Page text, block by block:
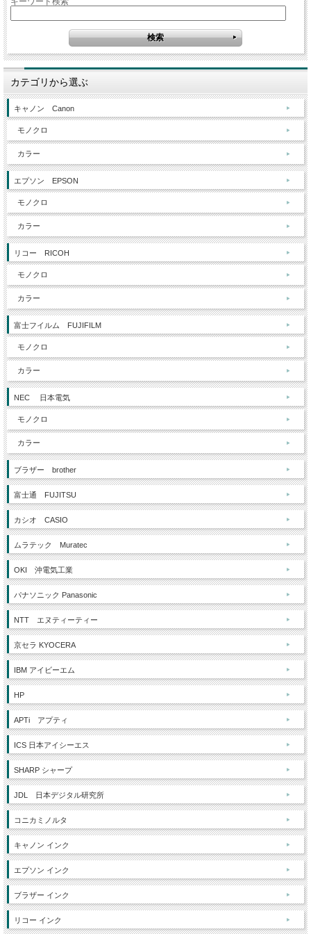
カテゴリから選ぶ
キャノン Canon
モノクロ
カラー
エプソン EPSON
モノクロ
カラー
リコー RICOH
モノクロ
カラー
富士フイルム FUJIFILM
モノクロ
カラー
NEC 日本電気
モノクロ
カラー
ブラザー brother
富士通 FUJITSU
カシオ CASIO
ムラテック Muratec
OKI 沖電気工業
パナソニック Panasonic
NTT エヌティーティー
京セラ KYOCERA
IBM アイビーエム
HP
APTi アプティ
ICS 日本アイシーエス
SHARP シャープ
JDL 日本デジタル研究所
コニカミノルタ
キャノン インク
エプソン インク
ブラザー インク
リコー インク